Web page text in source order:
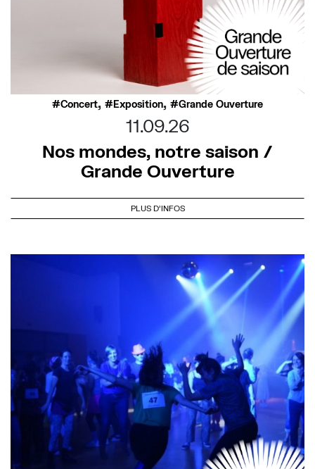
Concert, Exposition, Grande Ouverture
11.09.26
Nos mondes, notre saison /
Grande Ouverture
PLUS D'INFOS